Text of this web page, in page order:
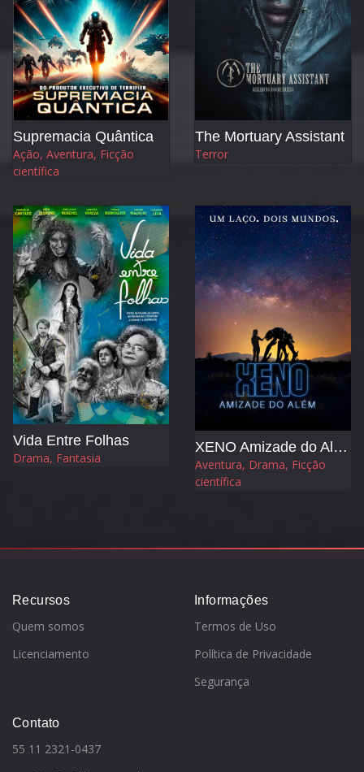
Supremacia Quântica
Ação, Aventura, Ficção
científica
The Mortuary Assistant
Terror
Vida Entre Folhas
Drama, Fantasia
XENO Amizade do Além
Aventura, Drama, Ficção
científica
Recursos
Quem somos
Licenciamento
Informações
Termos de Uso
Política de Privacidade
Segurança
Contato
55 11 2321-0437